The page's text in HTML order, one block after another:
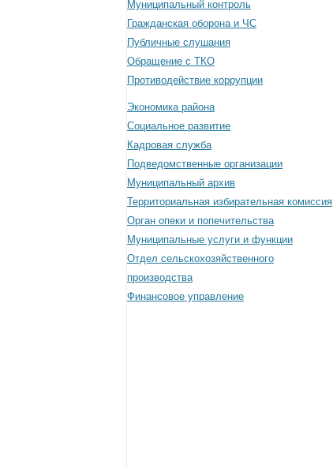
Муниципальный контроль
Гражданская оборона и ЧС
Публичные слушания
Обращение с ТКО
Противодействие коррупции
Экономика района
Социальное развитие
Кадровая служба
Подведомственные организации
Муниципальный архив
Территориальная избирательная комиссия
Орган опеки и попечительства
Муниципальные услуги и функции
Отдел сельскохозяйственного
производства
Финансовое управление